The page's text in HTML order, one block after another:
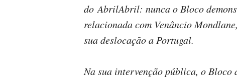
do AbrilAbril: nunca o Bloco
relacionada com Venâncio
sua deslocação a Portugal.
Na sua intervenção pública, o Bloco